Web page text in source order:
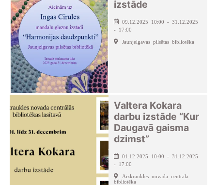
izstāde
09.12.2025 10:00 - 31.12.2025
- 17:00
Jaunjelgavas pilsētas bibliotēka
Valtera Kokara
darbu izstāde “Kur
Daugavā gaisma
dzimst”
01.12.2025 10:00 - 31.12.2025
- 17:00
Aizkraukles novada centrālā
bibliotēka